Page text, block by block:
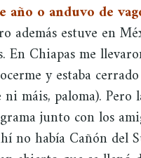
año o anduvo de
además estuve en
En Chiapas me
y estaba
ni máis, paloma).
junto con los
no había Cañón del